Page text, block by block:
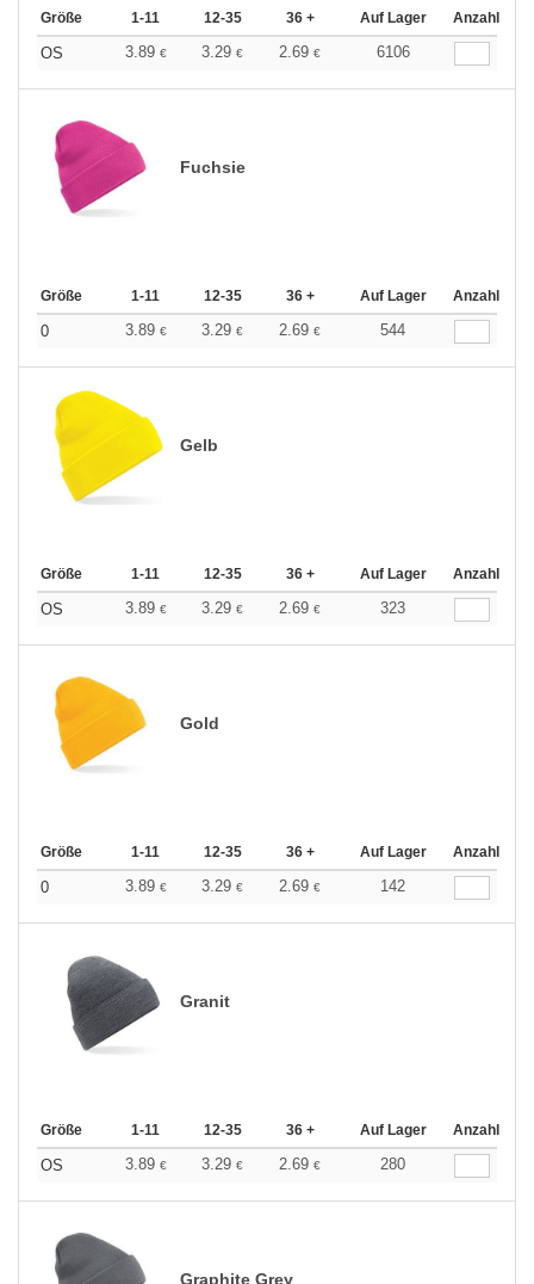
Größe 1-11 12-35 36 + Auf Lager Anzahl
OS 3.89 € 3.29 € 2.69 € 6106
Fuchsie
Größe 1-11 12-35 36 + Auf Lager Anzahl
0 3.89 € 3.29 € 2.69 € 544
Gelb
Größe 1-11 12-35 36 + Auf Lager Anzahl
OS 3.89 € 3.29 € 2.69 € 323
Gold
Größe 1-11 12-35 36 + Auf Lager Anzahl
0 3.89 € 3.29 € 2.69 € 142
Granit
Größe 1-11 12-35 36 + Auf Lager Anzahl
OS 3.89 € 3.29 € 2.69 € 280
Graphite Grey